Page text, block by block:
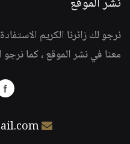
نرجو لك زائرنا الكريم
معنا في نشر الموقع ، كما